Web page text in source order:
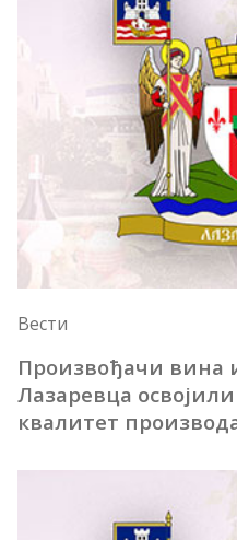
Вести
Произвођачи вина
Лазаревца
квалитет